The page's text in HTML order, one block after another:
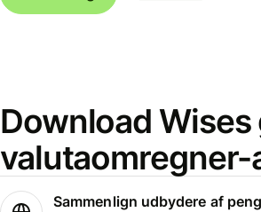
Download
valutaomregner-
Sammenlign udbydere af